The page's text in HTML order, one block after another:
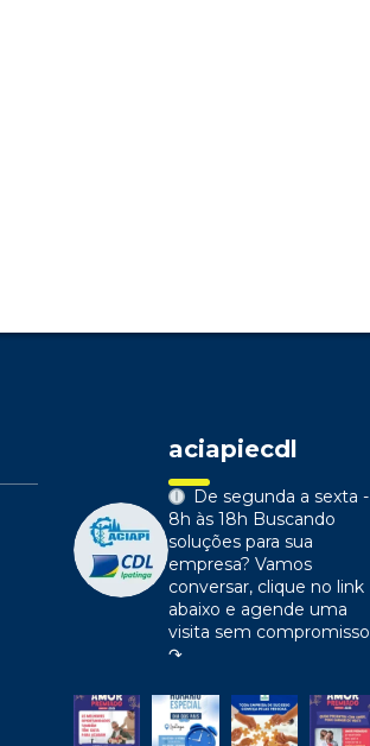
aciapiecdl
De segunda a sexta -
8h às 18h Buscando
soluções para sua
empresa? Vamos
conversar, clique no link
abaixo e agende uma
visita sem compromisso
↷